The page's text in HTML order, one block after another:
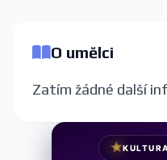
O umělci
Zatím žádné další
★